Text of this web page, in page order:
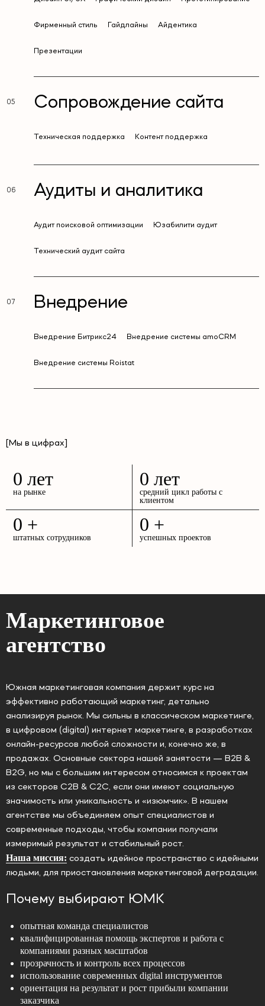
Фирменный стиль Гайдлайны Айдентика
Презентации
Сопровождение сайта
Техническая поддержка Контент поддержка
Аудиты и аналитика
Аудит поисковой оптимизации Юзабилити аудит
Технический аудит сайта
Внедрение
Внедрение Битрикс24 Внедрение системы amoCRM
Внедрение системы Roistat
[Мы в цифрах]
0 лет
на рынке
0 лет
средний цикл работы с
клиентом
0 +
штатных сотрудников
0 +
успешных проектов
Маркетинговое
агентство
Южная маркетинговая компания держит курс на
эффективно работающий маркетинг, детально
анализируя рынок. Мы сильны в классическом маркетинге,
в цифровом (digital) интернет маркетинге, в разработках
онлайн-ресурсов любой сложности и, конечно же, в
продажах. Основные сектора нашей занятости — B2B &
B2G, но мы с большим интересом относимся к проектам
из секторов C2B & C2C, если они имеют социальную
значимость или уникальность и «изюмчик». В нашем
агентстве мы объединяем опыт специалистов и
современные подходы, чтобы компании получали
измеримый результат и стабильный рост.
Наша миссия: создать идейное пространство с идейными
людьми, для приостановления маркетинговой деградации.
Почему выбирают ЮМК
опытная команда специалистов
квалифицированная помощь экспертов и работа с
компаниями разных масштабов
прозрачность и контроль всех процессов
использование современных digital инструментов
ориентация на результат и рост прибыли компании
заказчика